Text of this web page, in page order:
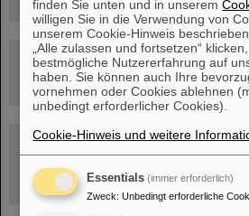
Rundflug über die FAIR-
Besichtigung von GSI/FAIR –
finden Sie unten und in unserem
willigen Sie in die Verwendung von
unserem Cookie-Hinweis
„Alle zulassen und fortsetzen“
bestmögliche Nutzererfahrung auf
haben. Sie können auch Ihre
vornehmen oder Cookies ablehnen
unbedingt erforderlicher Cookies).
Cookie-Hinweis und weitere
Essentials (immer erforderlich)
Zweck: Unbedingt erforderliche